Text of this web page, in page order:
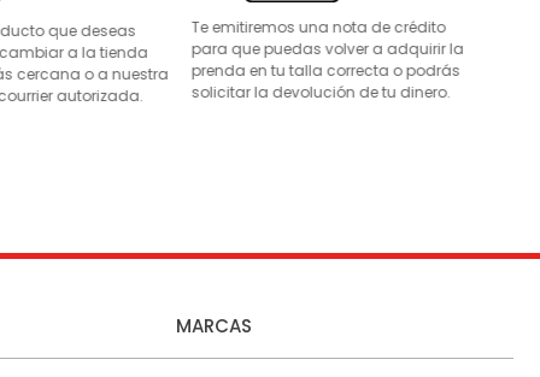
que deseas
a la tienda
cercana o a nuestra
autorizada.
Te emitiremos una nota de crédito
para que puedas volver a adquirir la
prenda en tu talla correcta o podrás
solicitar la devolución de tu dinero.
MARCAS